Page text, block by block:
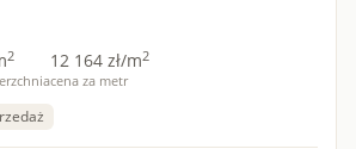
2 12 164 zł/m2
cena za metr